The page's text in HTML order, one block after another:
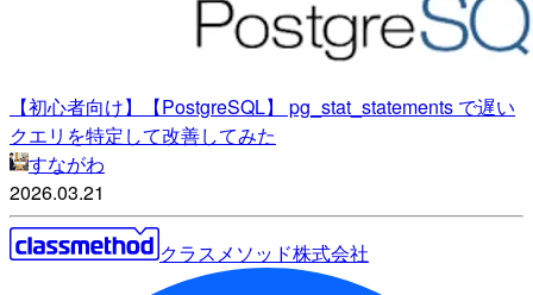
【初心者向け】【PostgreSQL】 pg_stat_statements で遅い
クエリを特定して改善してみた
すながわ
2026.03.21
クラスメソッド株式会社